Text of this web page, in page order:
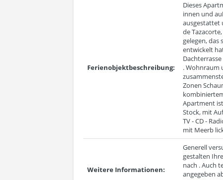
Ferienobjektbeschreibung:
Dieses
innen und
ausgestattet
de
gelegen, das
entwickelt
. Wohnraum
Zonen
Apartment ist
Stock, mit
TV - CD -
mit Meerb
Weitere Informationen:
Generell
gestalten
nach . Auch
angegeben